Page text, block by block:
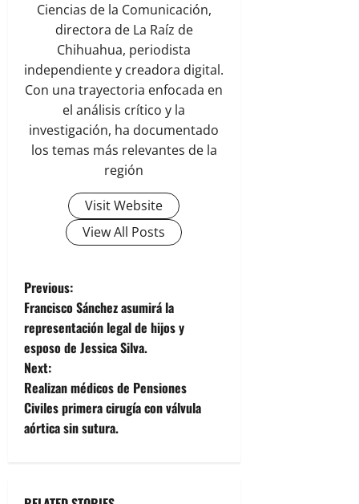
Ciencias de la Comunicación,
directora de La Raíz de
Chihuahua, periodista
independiente y creadora digital.
Con una trayectoria enfocada en
el análisis crítico y la
investigación, ha documentado
los temas más relevantes de la
región
Visit Website
View All Posts
P
o
s
t
n
v
Previous:
Francisco Sánchez asumirá la
representación legal de hijos y
esposo de Jessica Silva.
Next:
Realizan médicos de Pensiones
Civiles primera cirugía con válvula
aórtica sin sutura.